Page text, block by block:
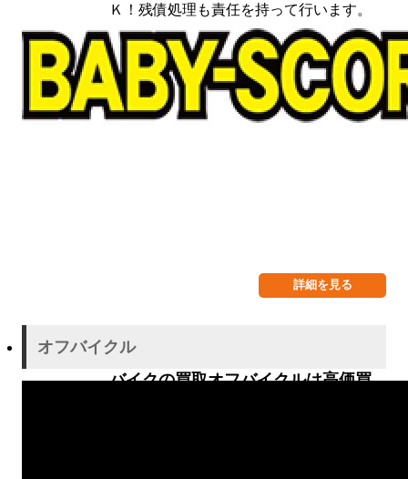
Ｋ！残債処理も責任を持って行います。
詳細を見る
オフバイクル
バイクの買取オフバイクルは高価買